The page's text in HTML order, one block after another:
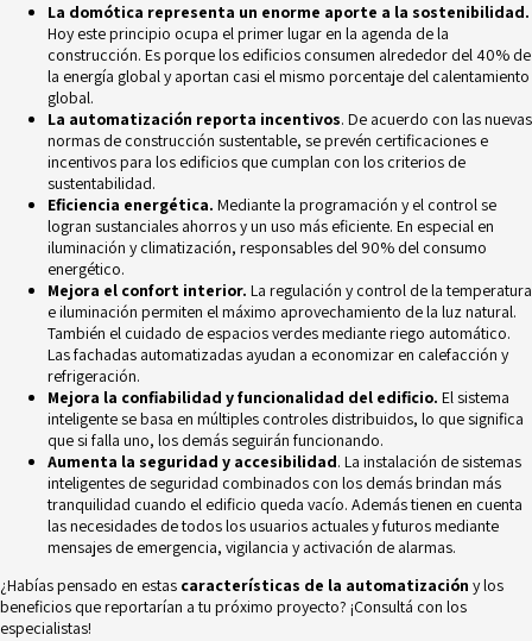
La domótica representa un enorme aporte a la sostenibilidad.
Hoy este principio ocupa el primer lugar en la agenda de la
construcción. Es porque los edificios consumen alrededor del 40% de
la energía global y aportan casi el mismo porcentaje del calentamiento
global.
La automatización reporta incentivos. De acuerdo con las nuevas
normas de construcción sustentable, se prevén certificaciones e
incentivospara los edificios que cumplan con los criterios de
sustentabilidad.
Eficiencia energética. Mediante la programación y el control se
logran sustanciales ahorros y un uso más eficiente. En especial en
iluminación y climatización, responsables del 90% del consumo
energético.
Mejora el confort interior. La regulación y control de la temperatura
e iluminación permiten el máximo aprovechamiento de la luz natural.
También el cuidado de espacios verdes mediante riego automático.
Las fachadas automatizadas ayudan a economizar en calefacción y
refrigeración.
Mejora la confiabilidad y funcionalidad del edificio. El sistema
inteligente se basa en múltiples controles distribuidos, lo que significa
que si falla uno, los demás seguirán funcionando.
Aumenta la seguridad y accesibilidad. La instalación desistemas
inteligentes de seguridad combinados con los demás brindan más
tranquilidad cuando el edificio queda vacío. Además tienen en cuenta
las necesidades de todos los usuarios actuales y futuros mediante
mensajes de emergencia, vigilancia y activación de alarmas.
¿Habías pensado en estas características de la automatización y los
beneficios que reportarían a tu próximo proyecto? ¡Consultá con los
especialistas!